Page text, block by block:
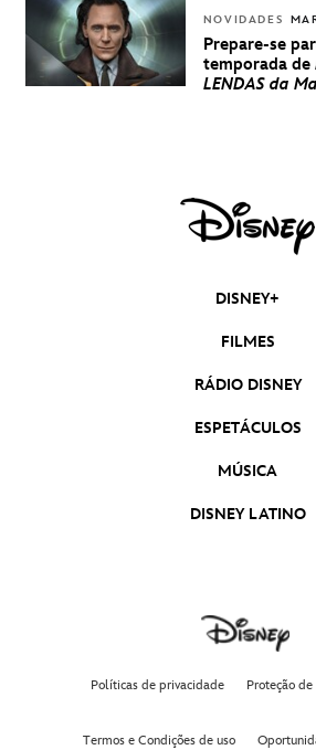
NOVIDADES
Prepare-se
temporada de
LENDAS da
DISNEY+
FILMES
RÁDIO DISNEY
ESPETÁCULOS
MÚSICA
DISNEY LATINO
Políticas de privacidade Proteção
Termos e Condições de uso